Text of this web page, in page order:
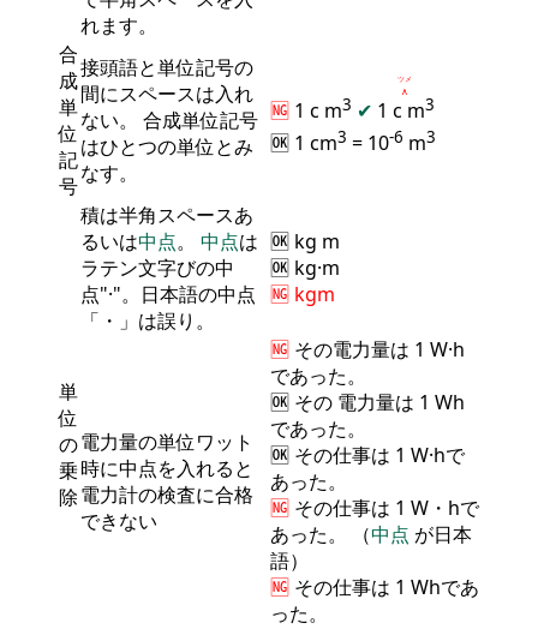
れます。
合
成
単
位
記
号
接頭語と単位記号の
間にスペースは入れ
ない。 合成単位記号
はひとつの単位とみ
なす。
🆖 1 c m3 ✔ 1 c
∧
ツメ
m3
🆗 1 cm3 = 10-6 m3
単
位
の
乗
除
積は半角スペースあ
るいは中点。 中点は
ラテン文字びの中
点"·"。日本語の中点
「・」は誤り。
🆗 kg m
🆗 kg·m
🆖 kgm
電力量の単位ワット
時に中点を入れると
電力計の検査に合格
できない
🆖 その電力量は 1 W·h
であった。
🆗 その 電力量は 1 Wh
であった。
🆗 その仕事は 1 W·hで
あった。
🆖 その仕事は 1 W・hで
あった。 （中点 が日本
語）
🆖 その仕事は 1 Whであ
った。